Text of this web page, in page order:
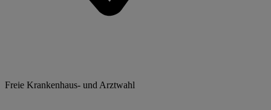
Freie Krankenhaus- und Arztwahl